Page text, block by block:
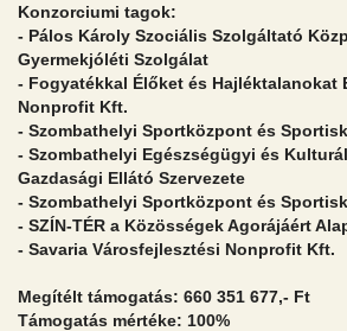
Konzorciumi tagok:
- Pálos Károly Szociális Szolgáltató
Gyermekjóléti Szolgálat
- Fogyatékkal Élőket és Hajléktalanokat
Nonprofit Kft.
- Szombathelyi Sportközpont és
- Szombathelyi Egészségügyi és
Gazdasági Ellátó Szervezete
- Szombathelyi Sportközpont és
- SZÍN-TÉR a Közösségek Agorájáért
- Savaria Városfejlesztési Nonprofit Kft.
Megítélt támogatás: 660 351 677,- Ft
Támogatás mértéke: 100%